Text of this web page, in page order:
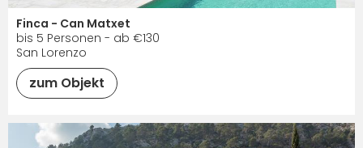
Finca - Can Matxet
bis 5 Personen - ab €130
San Lorenzo
zum Objekt